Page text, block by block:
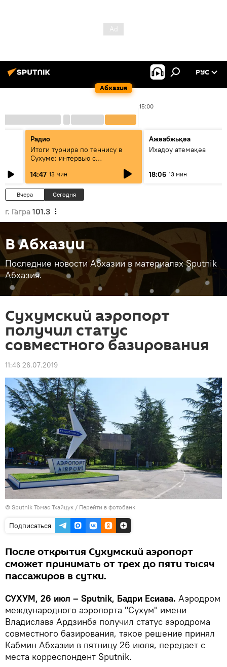
Абхазия
РУС
15:00
Радио
Итоги турнира по теннису в
Сухуме: интервью с
14:47 13 мин
Ажәабжьқәа
Ихадоу атемақәа
18:06 13 мин
Вчера Сегодня
г. Гагра 101.3
В Абхазии
Последние новости Абхазии в материалах Sputnik
Абхазия.
Сухумский аэропорт
получил статус
совместного базирования
11:46 26.07.2019
© Sputnik Томас Тхайцук / Перейти в фотобанк
Подписаться
После открытия Сухумский аэропорт
сможет принимать от трех до пяти тысяч
пассажиров в сутки.
СУХУМ, 26 июл – Sputnik, Бадри Есиава. Аэродром
международного аэропорта "Сухум" имени
Владислава Ардзинба получил статус аэродрома
совместного базирования, такое решение принял
Кабмин Абхазии в пятницу 26 июля, передает с
места корреспондент Sputnik.